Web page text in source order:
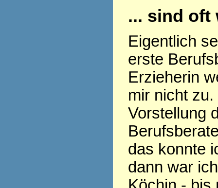
... sind oft
Eigentlich
erste
Erzieherin
mir nicht
Vorstellung
das konnte
dann war